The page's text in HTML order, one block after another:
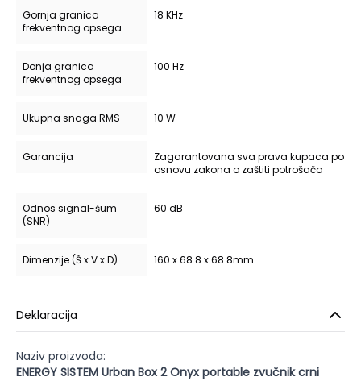
Gornja granica
frekventnog opsega
18 KHz
Donja granica
frekventnog opsega
100 Hz
Ukupna snaga RMS 10 W
Garancija
Zagarantovana sva prava kupaca po
osnovu zakona o zaštiti potrošača
Odnos signal-šum
(SNR)
60 dB
Dimenzije (Š x V x D) 160 x 68.8 x 68.8mm
Deklaracija
Naziv proizvoda:
ENERGY SISTEM Urban Box 2 Onyx portable zvučnik crni